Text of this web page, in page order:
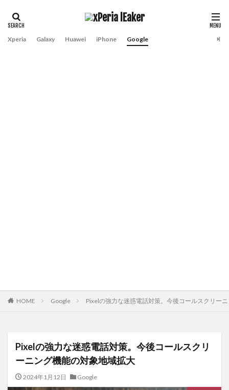
Xperia Galaxy Huawei iPhone Google
HOME Google Pixelの強力な迷惑電話対策。今後コールスクリー
Pixelの強力な迷惑電話対策。今後コールスクリ
ーニング機能の対象地域拡大
2024年1月12日 Google